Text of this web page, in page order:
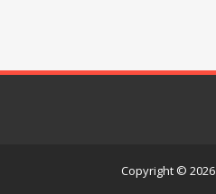
Copyright © 2026